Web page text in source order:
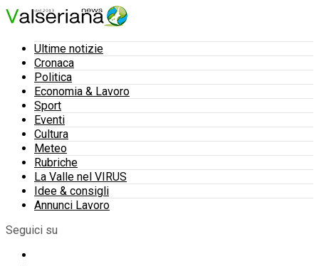
Ultime notizie
Cronaca
Politica
Economia & Lavoro
Sport
Eventi
Cultura
Meteo
Rubriche
La Valle nel VIRUS
Idee & consigli
Annunci Lavoro
Seguici su